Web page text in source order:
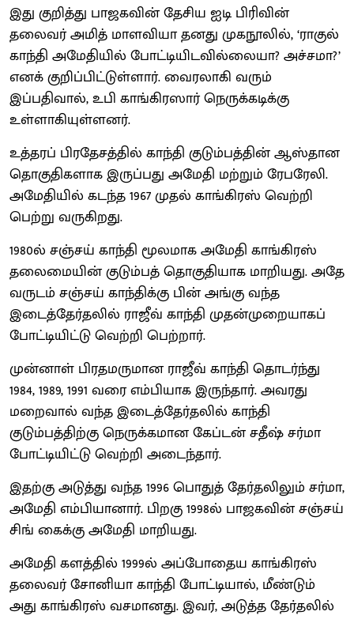
இது குறித்து பாஜகவின் தேசிய ஐடி பிரிவின்
தலைவர் அமித் மாளவியா தனது முகநூலில், ‘ராகுல்
காந்தி அமேதியில் போட்டியிடவில்லையா? அச்சமா?’
எனக் குறிப்பிட்டுள்ளார். வைரலாகி வரும்
இப்பதிவால், உபி காங்கிரஸார் நெருக்கடிக்கு
உள்ளாகியுள்ளனர்.
உத்தரப் பிரதேசத்தில் காந்தி குடும்பத்தின் ஆஸ்தான
தொகுதிகளாக இருப்பது அமேதி மற்றும் ரேபரேலி.
அமேதியில் கடந்த 1967 முதல் காங்கிரஸ் வெற்றி
பெற்று வருகிறது.
1980ல் சஞ்சய் காந்தி மூலமாக அமேதி காங்கிரஸ்
தலைமையின் குடும்பத் தொகுதியாக மாறியது. அதே
வருடம் சஞ்சய் காந்திக்கு பின் அங்கு வந்த
இடைத்தேர்தலில் ராஜீவ் காந்தி முதன்முறையாகப்
போட்டியிட்டு வெற்றி பெற்றார்.
முன்னாள் பிரதமருமான ராஜீவ் காந்தி தொடர்ந்து
1984, 1989, 1991 வரை எம்பியாக இருந்தார். அவரது
மறைவால் வந்த இடைத்தேர்தலில் காந்தி
குடும்பத்திற்கு நெருக்கமான கேப்டன் சதீஷ் சர்மா
போட்டியிட்டு வெற்றி அடைந்தார்.
இதற்கு அடுத்து வந்த 1996 பொதுத் தேர்தலிலும் சர்மா,
அமேதி எம்பியானார். பிறகு 1998ல் பாஜகவின் சஞ்சய்
சிங் கைக்கு அமேதி மாறியது.
அமேதி களத்தில் 1999ல் அப்போதைய காங்கிரஸ்
தலைவர் சோனியா காந்தி போட்டியால், மீண்டும்
அது காங்கிரஸ் வசமானது. இவர், அடுத்த தேர்தலில்